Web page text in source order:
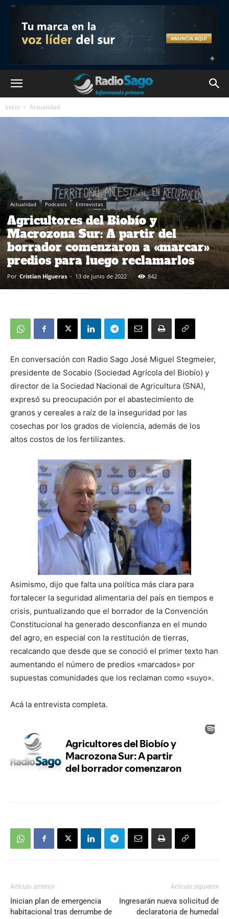
Inicio Actualidad
Actualidad Podcasts Entrevistas
Agricultores del Biobío y
Macrozona Sur: A partir del
borrador comenzaron a «marcar»
predios para luego reclamarlos
Por Cristian Higueras - 13 de junio de 2022 842
En conversación con Radio Sago José Miguel Stegmeier,
presidente de Socabio (Sociedad Agrícola del Biobío) y
director de la Sociedad Nacional de Agricultura (SNA),
expresó su preocupación por el abastecimiento de
granos y cereales a raíz de la inseguridad por las
cosechas por los grados de violencia, además de los
altos costos de los fertilizantes.
Asimismo, dijo que falta una política más clara para
fortalecer la seguridad alimentaria del país en tiempos e
crisis, puntualizando que el borrador de la Convención
Constitucional ha generado desconfianza en el mundo
del agro, en especial con la restitución de tierras,
recalcando que desde que se conoció el primer texto han
aumentando el número de predios «marcados» por
supuestas comunidades que los reclaman como «suyo».
Acá la entrevista completa.
Artículo anterior
Inician plan de emergencia
habitacional tras derrumbe de
Artículo siguiente
Ingresarán nueva solicitud de
declaratoria de humedal